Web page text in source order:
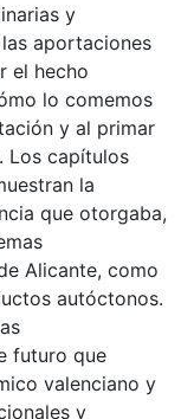
y
aportaciones
el hecho
lo comemos
y al primar
Los capítulos
la
que otorgaba,
Alicante, como
autóctonos.
futuro que
valenciano y
y